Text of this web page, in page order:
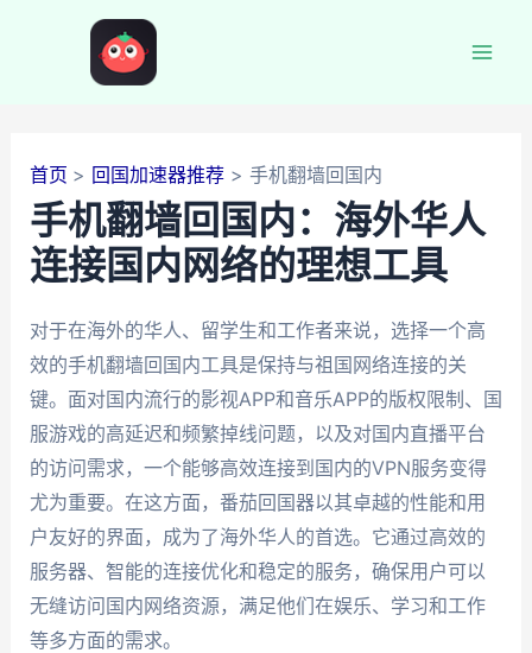
首页 回国加速器推荐 手机翻墙回国内
手机翻墙回国内：海外华人
连接国内网络的理想工具
对于在海外的华人、留学生和工作者来说，选择一个高
效的手机翻墙回国内工具是保持与祖国网络连接的关
键。面对国内流行的影视APP和音乐APP的版权限制、国
服游戏的高延迟和频繁掉线问题，以及对国内直播平台
的访问需求，一个能够高效连接到国内的VPN服务变得
尤为重要。在这方面，番茄回国器以其卓越的性能和用
户友好的界面，成为了海外华人的首选。它通过高效的
服务器、智能的连接优化和稳定的服务，确保用户可以
无缝访问国内网络资源，满足他们在娱乐、学习和工作
等多方面的需求。